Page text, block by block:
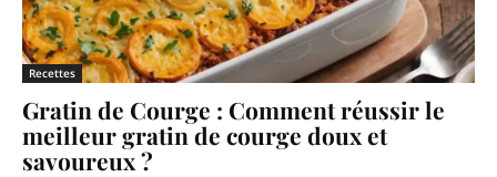
Recettes
Gratin de Courge : Comment réussir le
meilleur gratin de courge doux et
savoureux ?